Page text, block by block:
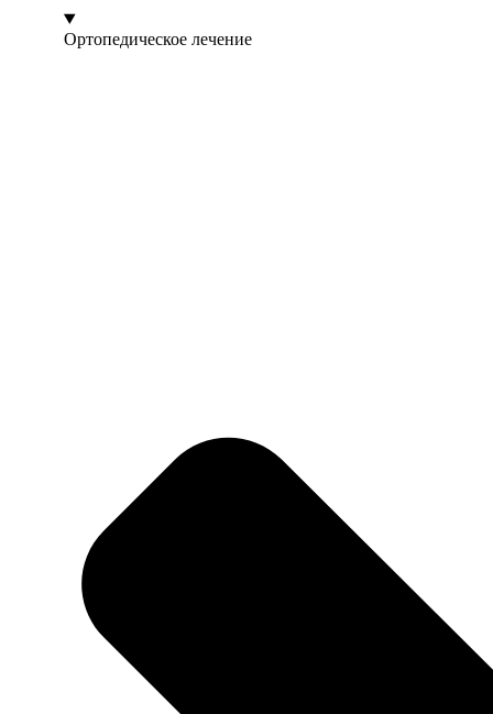
Ортопедическое лечение